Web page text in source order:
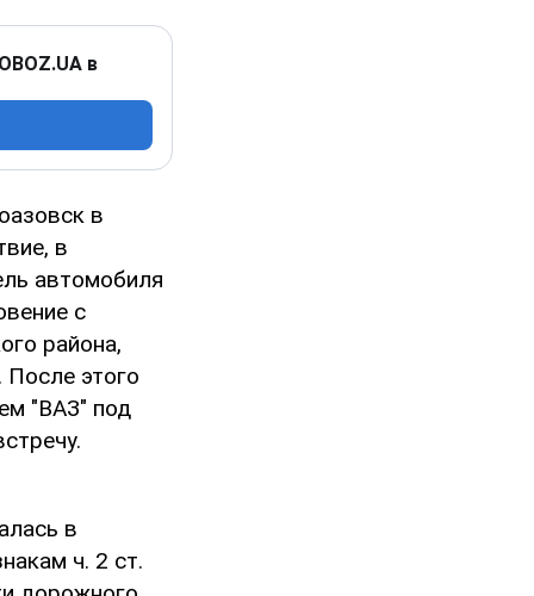
в
в
в
автомобиля
с
района,
После этого
"ВАЗ" под
в
ч. 2 ст.